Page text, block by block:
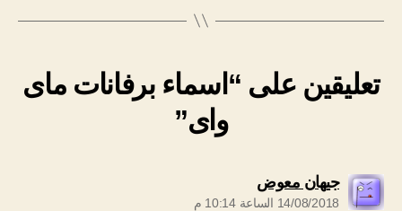
تعليقين على “اسماء برفانات ماى
واى”
جيهان معوض
14/08/2018 الساعة 10:14 م